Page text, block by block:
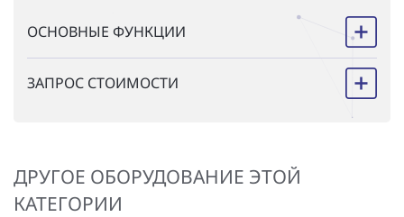
ОСНОВНЫЕ ФУНКЦИИ
ЗАПРОС СТОИМОСТИ
ДРУГОЕ ОБОРУДОВАНИЕ ЭТОЙ
КАТЕГОРИИ